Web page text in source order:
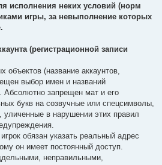
исполнения неких условий (норм
игры, за невыполнение которых
(регистрационной записи
объектов (название аккаунтов,
выбор имен и названий
Абсолютно запрещен мат и его
букв на созвучные или спецсимволы,
уличенные в нарушении этих правил
обязан указать реальный адрес
он имеет постоянный доступ.
неправильными,